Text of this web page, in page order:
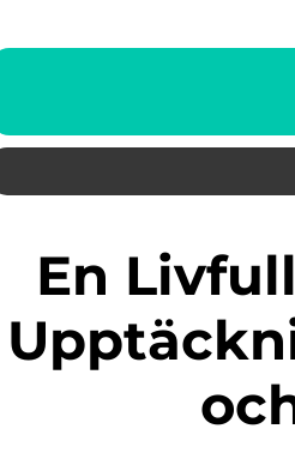
En Livfull Resa till Portugal: